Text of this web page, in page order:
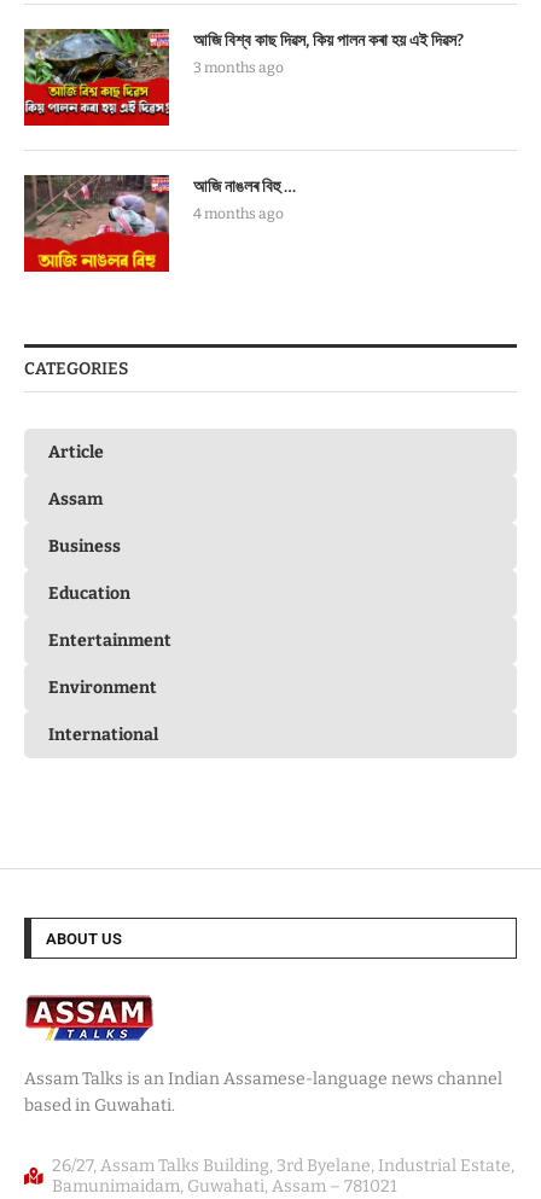
আজি বিশ্ব কাছ দিৱস, কিয় পালন কৰা হয় এই দিৱস?
3 months ago
আজি নাঙলৰ বিহু …
4 months ago
CATEGORIES
Article
Assam
Business
Education
Entertainment
Environment
International
ABOUT US
Assam Talks is an Indian Assamese-language news channel
based in Guwahati.
26/27, Assam Talks Building, 3rd Byelane, Industrial Estate,
Bamunimaidam, Guwahati, Assam – 781021